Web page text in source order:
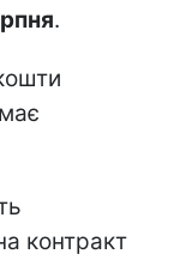
.
контракт